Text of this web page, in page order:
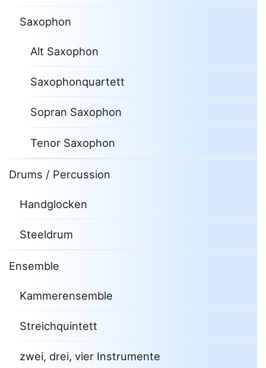
Saxophon
Alt Saxophon
Saxophonquartett
Sopran Saxophon
Tenor Saxophon
Drums / Percussion
Handglocken
Steeldrum
Ensemble
Kammerensemble
Streichquintett
zwei, drei, vier Instrumente